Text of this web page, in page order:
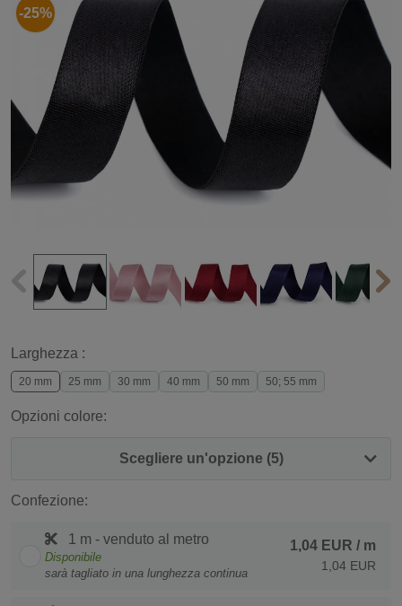
-25%
Larghezza :
20 mm 25 mm 30 mm 40 mm 50 mm 50; 55 mm
Opzioni colore:
Scegliere un'opzione (5)
Confezione:
1 m - venduto al metro
Disponibile
sarà tagliato in una lunghezza continua
1,04 EUR / m
1,04 EUR